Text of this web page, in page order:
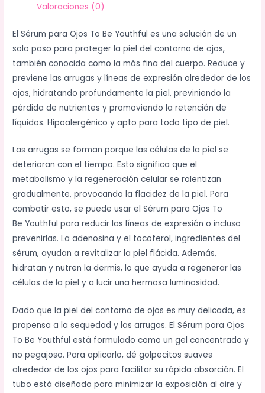
Valoraciones (0)
El Sérum para Ojos To Be Youthful es una solución de un
solo paso para proteger la piel del contorno de ojos,
también conocida como la más fina del cuerpo. Reduce y
previene las arrugas y líneas de expresión alrededor de los
ojos, hidratando profundamente la piel, previniendo la
pérdida de nutrientes y promoviendo la retención de
líquidos. Hipoalergénico y apto para todo tipo de piel.
Las arrugas se forman porque las células de la piel se
deterioran con el tiempo. Esto significa que el
metabolismo y la regeneración celular se ralentizan
gradualmente, provocando la flacidez de la piel. Para
combatir esto, se puede usar el Sérum para Ojos To
Be Youthful para reducir las líneas de expresión o incluso
prevenirlas. La adenosina y el tocoferol, ingredientes del
sérum, ayudan a revitalizar la piel flácida. Además,
hidratan y nutren la dermis, lo que ayuda a regenerar las
células de la piel y a lucir una hermosa luminosidad.
Dado que la piel del contorno de ojos es muy delicada, es
propensa a la sequedad y las arrugas. El Sérum para Ojos
To Be Youthful está formulado como un gel concentrado y
no pegajoso. Para aplicarlo, dé golpecitos suaves
alrededor de los ojos para facilitar su rápida absorción. El
tubo está diseñado para minimizar la exposición al aire y